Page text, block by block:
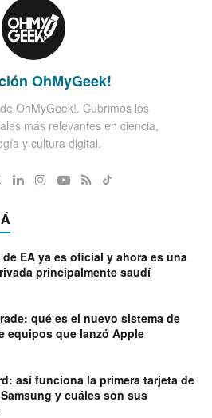
OhMyGeek!
OhMyGeek!. Cubrimos los
más relevantes en ciencia,
y cultura digital.
EA ya es oficial y ahora es una
principalmente saudí
qué es el nuevo sistema de
equipos que lanzó Apple
así funciona la primera tarjeta de
y cuáles son sus